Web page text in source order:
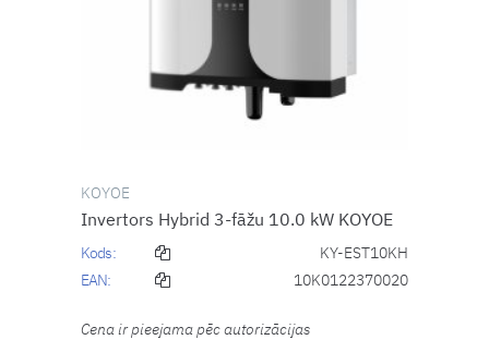
KOYOE
Invertors Hybrid 3-fāžu 10.0 kW KOYOE
Kods:
KY-EST10KH
EAN:
10K0122370020
Cena ir pieejama pēc autorizācijas